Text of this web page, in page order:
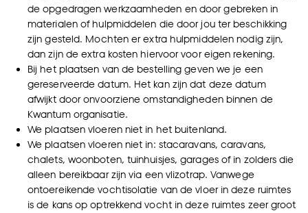
de opgedragen werkzaamheden en door gebreken in
materialen of hulpmiddelen die door jou ter beschikking
zijn gesteld. Mochten er extra hulpmiddelen nodig zijn,
dan zijn de extra kosten hiervoor voor eigen rekening.
Bij het plaatsen van de bestelling geven we je een
gereserveerde datum. Het kan zijn dat deze datum
afwijkt door onvoorziene omstandigheden binnen de
Kwantum organisatie.
We plaatsen vloeren niet in het buitenland.
We plaatsen vloeren niet in: stacaravans, caravans,
chalets, woonboten, tuinhuisjes, garages of in zolders die
alleen bereikbaar zijn via een vlizotrap. Vanwege
ontoereikende vochtisolatie van de vloer in deze ruimtes
is de kans op optrekkend vocht in deze ruimtes zeer groot